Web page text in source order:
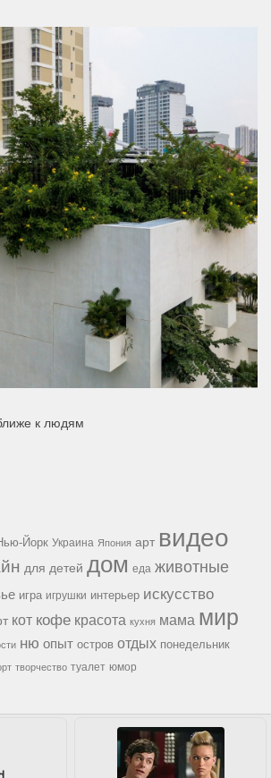
к людям
Йорк Украина Япония арт видео
для детей дом еда животные
игра игрушки интерьер искусство
кот кофе красота кухня мама мир
ню опыт остров отдых понедельник
творчество туалет юмор